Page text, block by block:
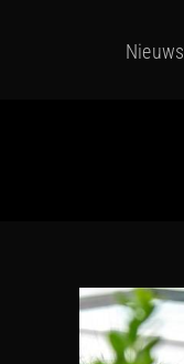
Nieuws
Bekijk
grotere